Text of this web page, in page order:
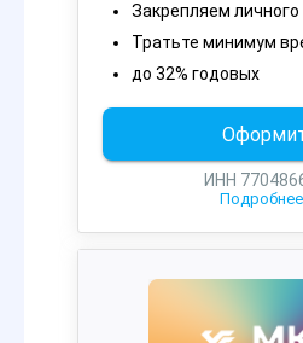
Закрепляем
Тратьте минимум
до 32% годовых
ИНН
Подробнее